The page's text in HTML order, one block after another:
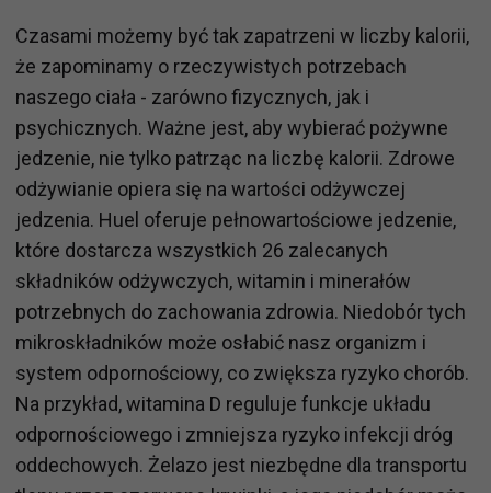
Czasami możemy być tak zapatrzeni w liczby kalorii,
że zapominamy o rzeczywistych potrzebach
naszego ciała - zarówno fizycznych, jak i
psychicznych. Ważne jest, aby wybierać pożywne
jedzenie, nie tylko patrząc na liczbę kalorii. Zdrowe
odżywianie opiera się na wartości odżywczej
jedzenia. Huel oferuje pełnowartościowe jedzenie,
które dostarcza wszystkich 26 zalecanych
składników odżywczych, witamin i minerałów
potrzebnych do zachowania zdrowia. Niedobór tych
mikroskładników może osłabić nasz organizm i
system odpornościowy, co zwiększa ryzyko chorób.
Na przykład, witamina D reguluje funkcje układu
odpornościowego i zmniejsza ryzyko infekcji dróg
oddechowych. Żelazo jest niezbędne dla transportu